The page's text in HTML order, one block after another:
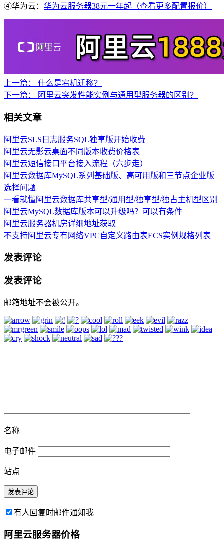
④华为云： 华为云服务器38元一年起（查看更多配置报价）
上一篇：
什么是宕机迁移？
下一篇：
阿里云突发性能实例与通用型服务器的区别？
相关文章
阿里云SLS日志服务SQL独享版开始收费
阿里云无影云桌面不同版本收费价格表
阿里云短信接口平台接入流程（六步走）
阿里云数据库MySQL系列基础版、高可用版和三节点企业版
选择问题
一看就懂阿里云数据库共享型/通用型/独享型/独占主机型区别
阿里云MySQL数据库版本可以升级吗？可以有条件
阿里云服务器机房详细地址获取
不支持阿里云专有网络VPC自定义路由表ECS实例规格列表
发表评论
发表评论
邮箱地址不会被公开。
名称
电子邮件
站点
有人回复时邮件通知我
阿里云服务器价格